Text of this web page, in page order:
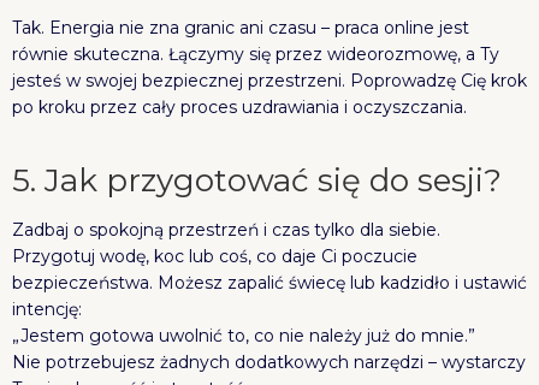
Tak. Energia nie zna granic ani czasu – praca online jest
równie skuteczna. Łączymy się przez wideorozmowę, a Ty
jesteś w swojej bezpiecznej przestrzeni. Poprowadzę Cię krok
po kroku przez cały proces uzdrawiania i oczyszczania.
5. Jak przygotować się do sesji?
Zadbaj o spokojną przestrzeń i czas tylko dla siebie.
Przygotuj wodę, koc lub coś, co daje Ci poczucie
bezpieczeństwa. Możesz zapalić świecę lub kadzidło i ustawić
intencję:
„Jestem gotowa uwolnić to, co nie należy już do mnie.”
Nie potrzebujesz żadnych dodatkowych narzędzi – wystarczy